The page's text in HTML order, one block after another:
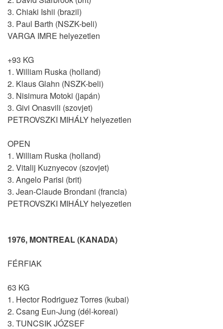
3. Chiaki Ishii (brazil)
3. Paul Barth (NSZK-beli)
VARGA IMRE helyezetlen
+93 KG
1. William Ruska (holland)
2. Klaus Glahn (NSZK-beli)
3. Nisimura Motoki (japán)
3. Givi Onasvili (szovjet)
PETROVSZKI MIHÁLY helyezetlen
OPEN
1. William Ruska (holland)
2. Vitalij Kuznyecov (szovjet)
3. Angelo Parisi (brit)
3. Jean-Claude Brondani (francia)
PETROVSZKI MIHÁLY helyezetlen
1976, MONTREAL (KANADA)
FÉRFIAK
63 KG
1. Hector Rodriguez Torres (kubai)
2. Csang Eun-Jung (dél-koreai)
3. TUNCSIK JÓZSEF